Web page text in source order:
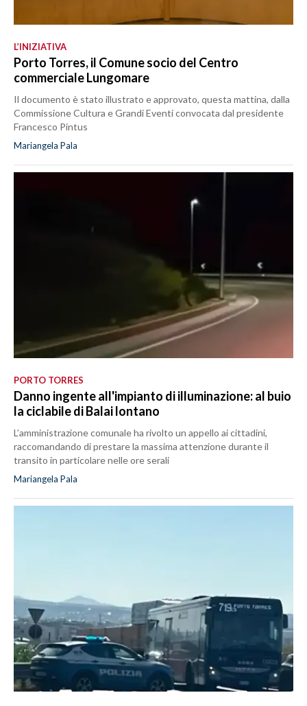
L’INIZIATIVA
Porto Torres, il Comune socio del Centro
commerciale Lungomare
Il documento è stato illustrato e approvato, questa mattina, dalla
Commissione Cultura e Grandi Eventi convocata dal presidente
Francesco Pintus
Mariangela Pala
PORTO TORRES
Danno ingente all'impianto di illuminazione: al buio
la ciclabile di Balai lontano
L’amministrazione comunale ha rivolto un appello ai cittadini,
raccomandando di prestare la massima attenzione durante il
transito in particolare nelle ore serali
Mariangela Pala